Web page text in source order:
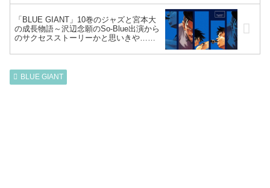
「BLUE GIANT」10巻のジャズと宮本大
の成長物語～沢辺念願のSo-Blue出演から
のサクセスストーリーかと思いきや…急
怒涛の新シリーズへ…～
BLUE GIANT